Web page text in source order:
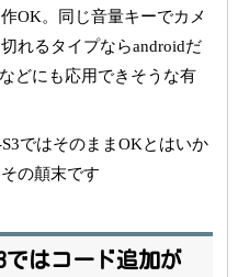
OK。同じ音量キーでカメ
れるタイプならandroidだ
どにも応用できそうな有
S3ではそのままOKとはいか
の顛末です
ではコード追加が